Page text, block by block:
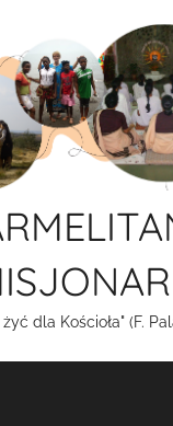
dla Kościoła" (F.